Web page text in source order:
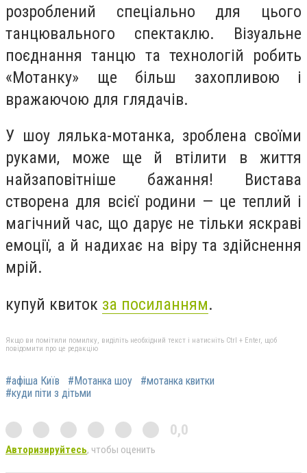
розроблений спеціально для цього
танцювального спектаклю. Візуальне
поєднання танцю та технологій робить
«Мотанку» ще більш захопливою і
вражаючою для глядачів.
У шоу лялька-мотанка, зроблена своїми
руками, може ще й втілити в життя
найзаповітніше бажання! Вистава
створена для всієї родини — це теплий і
магічний час, що дарує не тільки яскраві
емоції, а й надихає на віру та здійснення
мрій.
купуй квиток за посиланням.
Якщо ви помітили помилку, виділіть необхідний текст і натисніть Ctrl + Enter, щоб
повідомити про це редакцію
#афіша Київ #Мотанка шоу
#мотанка квитки
#куди піти з дітьми
0,0
Авторизируйтесь, чтобы оценить